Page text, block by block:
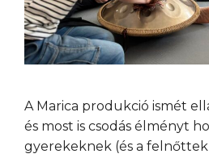
A Marica produkció ismét
és most is csodás élményt
gyerekeknek (és a